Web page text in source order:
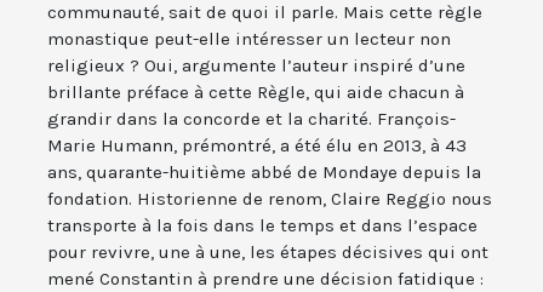
communauté, sait de quoi il parle. Mais cette règle
monastique peut-elle intéresser un lecteur non
religieux ? Oui, argumente l’auteur inspiré d’une
brillante préface à cette Règle, qui aide chacun à
grandir dans la concorde et la charité. François-
Marie Humann, prémontré, a été élu en 2013, à 43
ans, quarante-huitième abbé de Mondaye depuis la
fondation. Historienne de renom, Claire Reggio nous
transporte à la fois dans le temps et dans l’espace
pour revivre, une à une, les étapes décisives qui ont
mené Constantin à prendre une décision fatidique :